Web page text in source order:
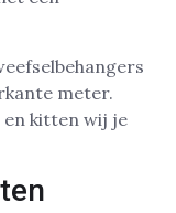
meter.
en kitten wij je